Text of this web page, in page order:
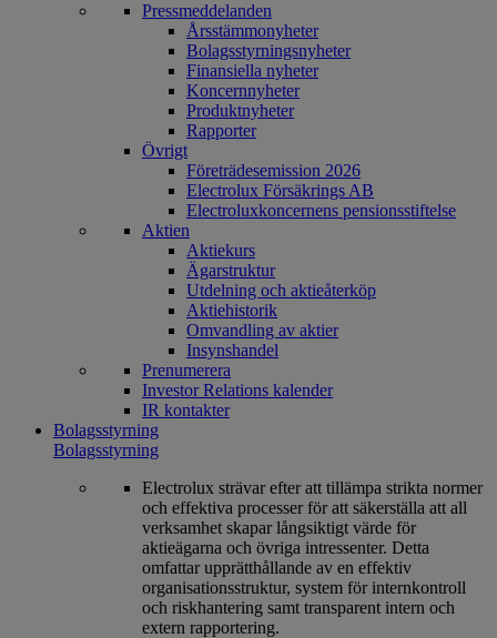
Pressmeddelanden
Årsstämmonyheter
Bolagsstyrningsnyheter
Finansiella nyheter
Koncernnyheter
Produktnyheter
Rapporter
Övrigt
Företrädesemission 2026
Electrolux Försäkrings AB
Electroluxkoncernens pensionsstiftelse
Aktien
Aktiekurs
Ägarstruktur
Utdelning och aktieåterköp
Aktiehistorik
Omvandling av aktier
Insynshandel
Prenumerera
Investor Relations kalender
IR kontakter
Bolagsstyrning
Bolagsstyrning
Electrolux strävar efter att tillämpa strikta normer
och effektiva processer för att säkerställa att all
verksamhet skapar långsiktigt värde för
aktieägarna och övriga intressenter. Detta
omfattar upprätthållande av en effektiv
organisationsstruktur, system för internkontroll
och riskhantering samt transparent intern och
extern rapportering.